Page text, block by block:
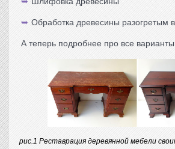
Обработка древесины разогретым
А теперь подробнее про все варианты.
рис.1 Реставрация деревянной мебели